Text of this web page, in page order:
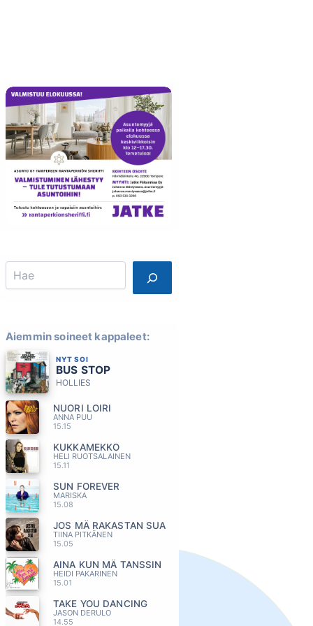
Search
Aiemmin soineet kappaleet:
NYT SOI
BUS STOP
HOLLIES
NUORI LOIRI
ANNA PUU
15.15
KUKKAMEKKO
HELI RUOTSALAINEN
15.11
SUN FOREVER
MARISKA
15.08
JOS MÄ RAKASTAN SUA
TIINA PITKÄNEN
15.05
AINA KUN MÄ TANSSIN
HEIDI PAKARINEN
15.01
TAKE YOU DANCING
JASON DERULO
14.55